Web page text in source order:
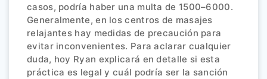
casos, podría haber una multa de 1500–6000.
Generalmente, en los centros de masajes
relajantes hay medidas de precaución para
evitar inconvenientes. Para aclarar cualquier
duda, hoy Ryan explicará en detalle si esta
práctica es legal y cuál podría ser la sanción